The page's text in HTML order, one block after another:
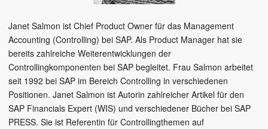
Janet Salmon ist Chief Product Owner für das Management
Accounting (Controlling) bei SAP. Als Product Manager hat sie
bereits zahlreiche Weiterentwicklungen der
Controllingkomponenten bei SAP begleitet. Frau Salmon arbeitet
seit 1992 bei SAP im Bereich Controlling in verschiedenen
Positionen. Janet Salmon ist Autorin zahlreicher Artikel für den
SAP Financials Expert (WIS) und verschiedener Bücher bei SAP
PRESS. Sie ist Referentin für Controllingthemen auf